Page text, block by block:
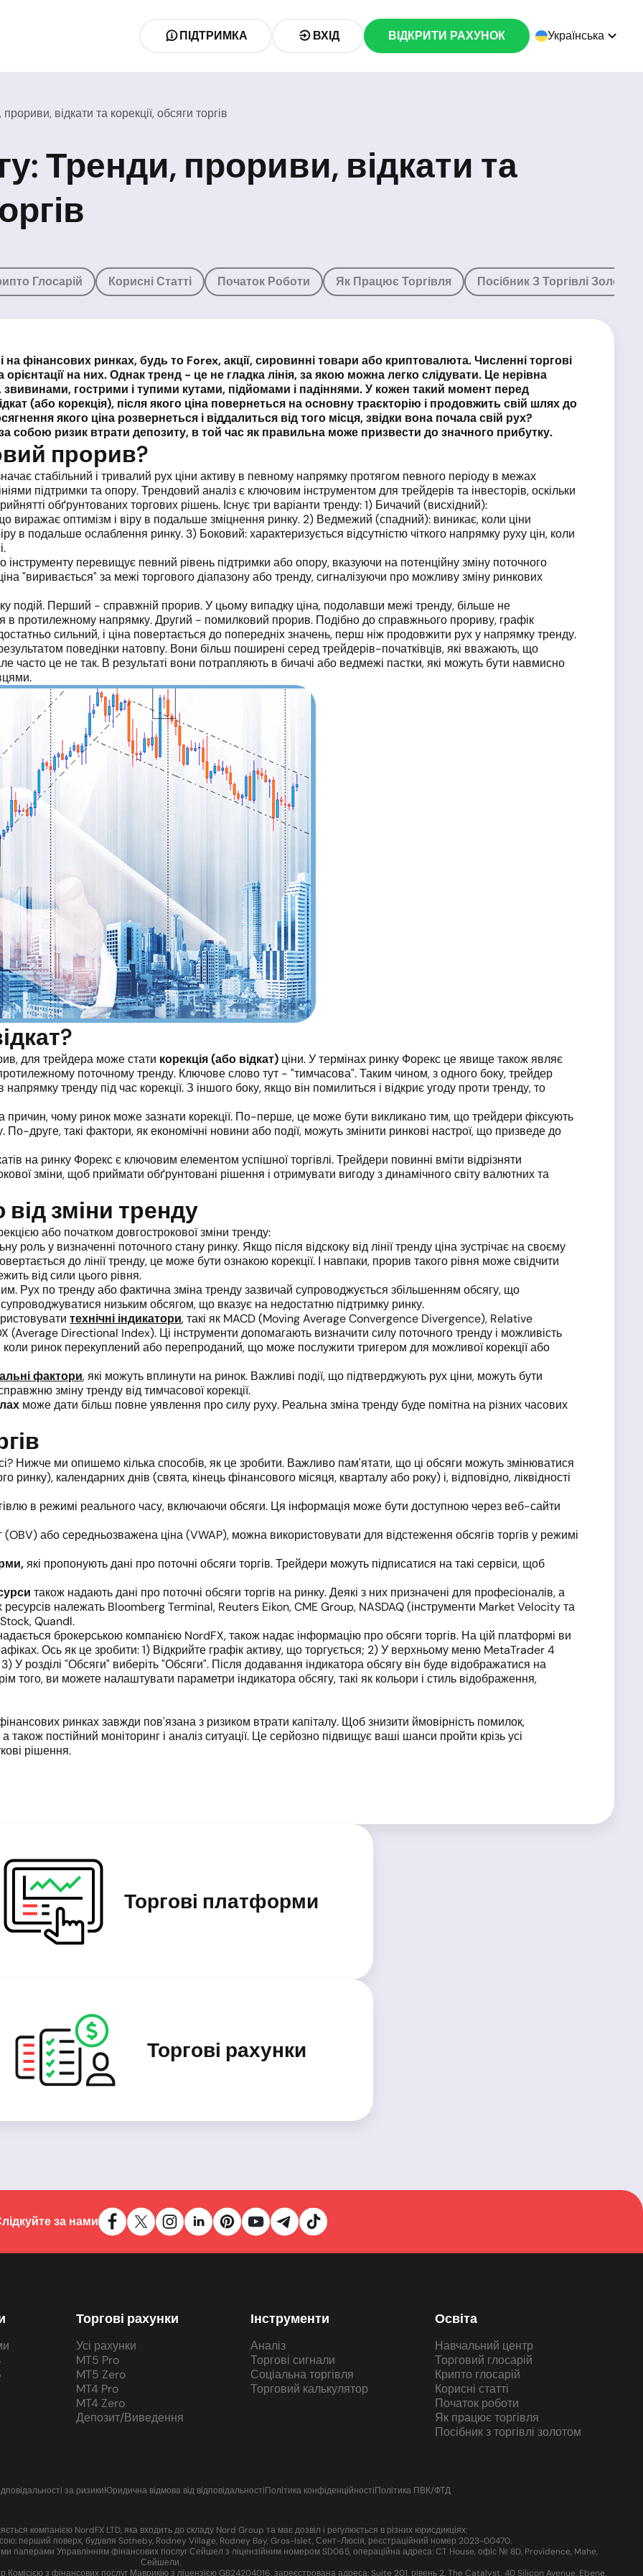
ПІДТРИМКА ВХІД ВІДКРИТИ РАХУНОК Українська
відкати та корекції, обсяги торгів
Тренди, прориви, відкати та
Глосарій Корисні Статті Початок Роботи Як Працює Торгівля Посібник З Торгівлі Золотом
на фінансових ринках, будь то Forex, акції, сировинні товари або криптовалюта. Численні торгові
орієнтації на них. Однак тренд - це не гладка лінія, за якою можна легко слідувати. Це нерівна
звивинами, гострими і тупими кутами, підйомами і падіннями. У кожен такий момент перед
(або корекція), після якого ціна повернеться на основну траєкторію і продовжить свій шлях до
якого ціна розвернеться і віддалиться від того місця, звідки вона почала свій рух?
собою ризик втрати депозиту, в той час як правильна може призвести до значного прибутку.
прорив?
стабільний і тривалий рух ціни активу в певному напрямку протягом певного періоду в межах
підтримки та опору. Трендовий аналіз є ключовим інструментом для трейдерів та інвесторів, оскільки
обґрунтованих торгових рішень. Існує три варіанти тренду: 1) Бичачий (висхідний):
виражає оптимізм і віру в подальше зміцнення ринку. 2) Ведмежий (спадний): виникає, коли ціни
в подальше ослаблення ринку. 3) Боковий: характеризується відсутністю чіткого напрямку руху цін, коли
інструменту перевищує певний рівень підтримки або опору, вказуючи на потенційну зміну поточного
"виривається" за межі торгового діапазону або тренду, сигналізуючи про можливу зміну ринкових
подій. Перший - справжній прорив. У цьому випадку ціна, подолавши межі тренду, більше не
в протилежному напрямку. Другий - помилковий прорив. Подібно до справжнього прориву, графік
сильний, і ціна повертається до попередніх значень, перш ніж продовжити рух у напрямку тренду.
поведінки натовпу. Вони більш поширені серед трейдерів-початківців, які вважають, що
часто це не так. В результаті вони потрапляють в бичачі або ведмежі пастки, які можуть бути навмисно
для трейдера може стати корекція (або відкат) ціни. У термінах ринку Форекс це явище також являє
поточному тренду. Ключове слово тут - "тимчасова". Таким чином, з одного боку, трейдер
тренду під час корекції. З іншого боку, якщо він помилиться і відкриє угоду проти тренду, то
причин, чому ринок може зазнати корекції. По-перше, це може бути викликано тим, що трейдери фіксують
друге, такі фактори, як економічні новини або події, можуть змінити ринкові настрої, що призведе до
на ринку Форекс є ключовим елементом успішної торгівлі. Трейдери повинні вміти відрізняти
зміни, щоб приймати обґрунтовані рішення і отримувати вигоду з динамічного світу валютних та
від зміни тренду
або початком довгострокової зміни тренду:
роль у визначенні поточного стану ринку. Якщо після відскоку від лінії тренду ціна зустрічає на своєму
до лінії тренду, це може бути ознакою корекції. І навпаки, прорив такого рівня може свідчити
від сили цього рівня.
Рух по тренду або фактична зміна тренду зазвичай супроводжується збільшенням обсягу, що
низьким обсягом, що вказує на недостатню підтримку ринку.
технічні індикатори, такі як MACD (Moving Average Convergence Divergence), Relative
Directional Index). Ці інструменти допомагають визначити силу поточного тренду і можливість
ринок перекуплений або перепроданий, що може послужити тригером для можливої корекції або
фактори, які можуть вплинути на ринок. Важливі події, що підтверджують рух ціни, можуть бути
зміну тренду від тимчасової корекції.
може дати більш повне уявлення про силу руху. Реальна зміна тренду буде помітна на різних часових
Нижче ми опишемо кілька способів, як це зробити. Важливо пам'ятати, що ці обсяги можуть змінюватися
ринку), календарних днів (свята, кінець фінансового місяця, кварталу або року) і, відповідно, ліквідності
в режимі реального часу, включаючи обсяги. Ця інформація може бути доступною через веб-сайти
(OBV) або середньозважена ціна (VWAP), можна використовувати для відстеження обсягів торгів у режимі
які пропонують дані про поточні обсяги торгів. Трейдери можуть підписатися на такі сервіси, щоб
також надають дані про поточні обсяги торгів на ринку. Деякі з них призначені для професіоналів, а
ресурсів належать Bloomberg Terminal, Reuters Eikon, CME Group, NASDAQ (інструменти Market Velocity та
Quandl.
брокерською компанією NordFX, також надає інформацію про обсяги торгів. На цій платформі ви
Ось як це зробити: 1) Відкрийте графік активу, що торгується; 2) У верхньому меню MetaTrader 4
У розділі "Обсяги" виберіть "Обсяги". Після додавання індикатора обсягу він буде відображатися на
того, ви можете налаштувати параметри індикатора обсягу, такі як кольори і стиль відображення,
ринках завжди пов'язана з ризиком втрати капіталу. Щоб знизити ймовірність помилок,
також постійний моніторинг і аналіз ситуації. Це серйозно підвищує ваші шанси пройти крізь усі
рішення.
Торгові платформи
Торгові рахунки
за нами
Торгові рахунки
Усі рахунки
MT5 Pro
MT5 Zero
MT4 Pro
MT4 Zero
Депозит/Виведення
Інструменти
Аналіз
Торгові сигнали
Соціальна торгівля
Торговий калькулятор
Освіта
Навчальний центр
Торговий глосарій
Крипто глосарій
Корисні статті
Початок роботи
Як працює торгівля
Посібник з торгівлі золотом
за ризикиЮридична відмова від відповідальностіПолітика конфіденційностіПолітика ПВК/ФТД
компанією NordFX LTD, яка входить до складу Nord Group та має дозвіл і регулюється в різних юрисдикціях:
перший поверх, будівля Sotheby, Rodney Village, Rodney Bay, Gros-Islet, Сент-Люсія, реєстраційний номер 2023-00470.
паперами Управлінням фінансових послуг Сейшел з ліцензійним номером SD065, операційна адреса: CT House, офіс № 8D, Providence, Mahe,
Сейшели.
з фінансових послуг Маврикію з ліцензією GB24204016, зареєстрована адреса: Suite 201, рівень 2, The Catalyst, 40 Silicon Avenue, Ebene,